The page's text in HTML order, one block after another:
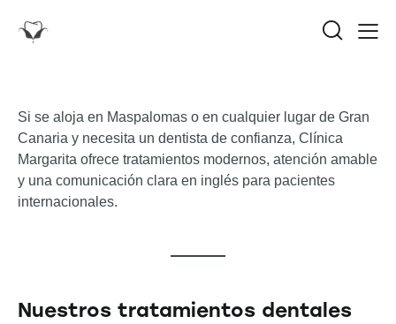
Si se aloja en Maspalomas o en cualquier lugar de Gran
Canaria y necesita un dentista de confianza, Clínica
Margarita ofrece tratamientos modernos, atención amable
y una comunicación clara en inglés para pacientes
internacionales.
Nuestros tratamientos dentales